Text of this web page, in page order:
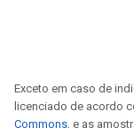
Exceto em caso de
licenciado de acordo
Commons, e as